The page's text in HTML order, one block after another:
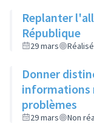
Replanter
République
29 mars
Donner
informations
problèmes
29 mars Non